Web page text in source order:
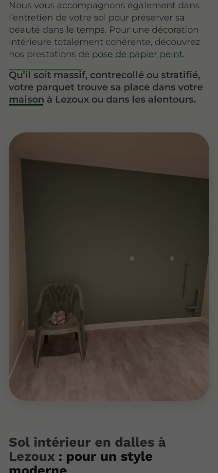
Nous vous accompagnons également dans
l’entretien de votre sol pour préserver sa
beauté dans le temps. Pour une décoration
intérieure totalement cohérente, découvrez
nos prestations de pose de papier peint.
Qu’il soit massif, contrecollé ou stratifié,
votre parquet trouve sa place dans votre
maison à Lezoux ou dans les alentours.
Sol intérieur en dalles à
Lezoux : pour un style